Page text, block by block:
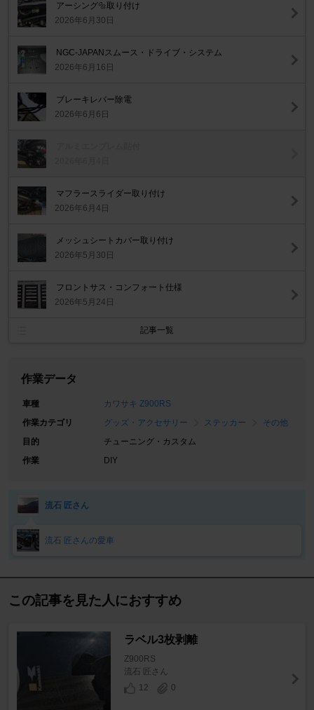
アーシング🔩取り付け
2026年6月30日
NGC-JAPANスムース・ドライブ・システム
2026年6月16日
ブレーキレバー除電
2026年6月6日
マフラースライダー取り付け
2026年6月4日
メッシュシートカバー取り付け
2026年5月30日
フロントサス・コンフォート仕様
2026年5月24日
記事一覧
作業データ
車種
カワサキ Z900RS
作業カテゴリ
グッズ・アクセサリー ステッカー
その他
目的
チューニング・カスタム
作業
DIY
流石 匠さん
流石 匠さんの愛車
この記事を見た人におすすめ
ラベル3枚剥離
Z900RS
流石 匠さん
12
0